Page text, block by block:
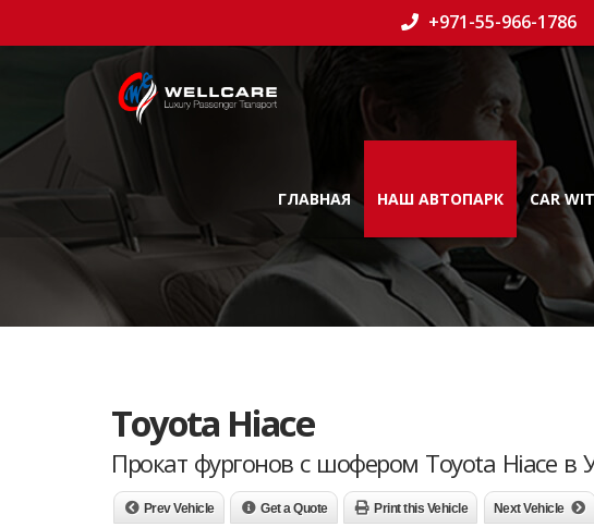
+971-55-966-1786
ГЛАВНАЯ НАШ АВТОПАРК CAR
Toyota Hiace
Прокат фургонов с шофером Toyota Hiace в
Prev Vehicle Get a Quote Print this Vehicle Next Vehicle